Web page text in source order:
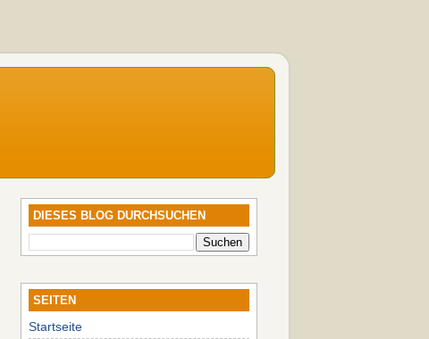
DIESES BLOG DURCHSUCHEN
SEITEN
Startseite